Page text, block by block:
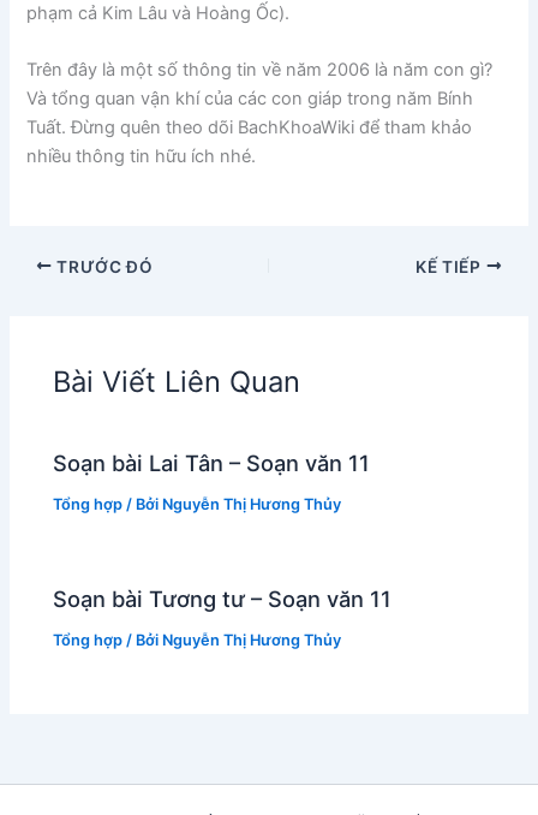
phạm cả Kim Lâu và Hoàng Ốc).
Trên đây là một số thông tin về năm 2006 là năm con gì?
Và tổng quan vận khí của các con giáp trong năm Bính
Tuất. Đừng quên theo dõi BachKhoaWiki để tham khảo
nhiều thông tin hữu ích nhé.
TRƯỚC ĐÓ KẾ TIẾP
Bài Viết Liên Quan
Soạn bài Lai Tân – Soạn văn 11
Tổng hợp / Bởi Nguyễn Thị Hương Thủy
Soạn bài Tương tư – Soạn văn 11
Tổng hợp / Bởi Nguyễn Thị Hương Thủy